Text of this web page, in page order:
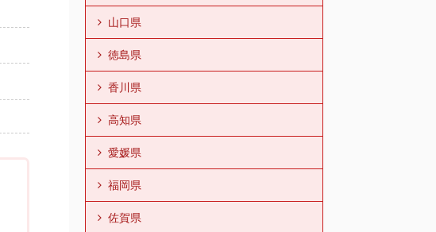
山口県
徳島県
香川県
高知県
愛媛県
福岡県
佐賀県